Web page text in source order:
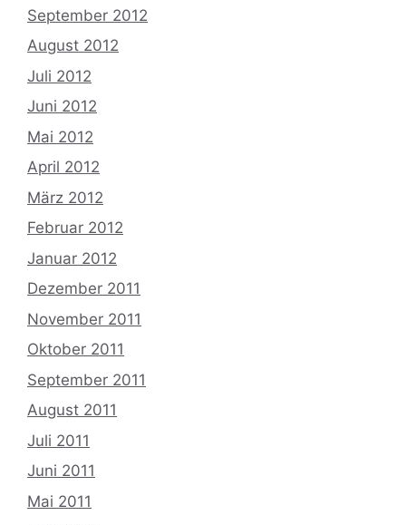
September 2012
August 2012
Juli 2012
Juni 2012
Mai 2012
April 2012
März 2012
Februar 2012
Januar 2012
Dezember 2011
November 2011
Oktober 2011
September 2011
August 2011
Juli 2011
Juni 2011
Mai 2011